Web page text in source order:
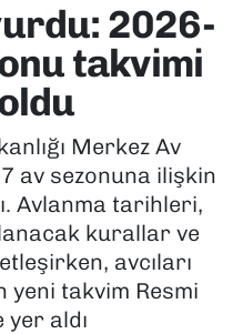
2026-
takvimi
Merkez Av
av sezonuna ilişkin
Avlanma tarihleri,
kurallar ve
avcıları
yeni takvim Resmi
yer aldı